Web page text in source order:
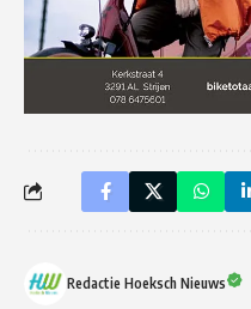
Redactie Hoeksch Nieuws